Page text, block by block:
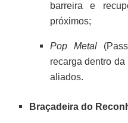
barreira e
próximos;
Pop Metal
recarga dentro
aliados.
Braçadeira do